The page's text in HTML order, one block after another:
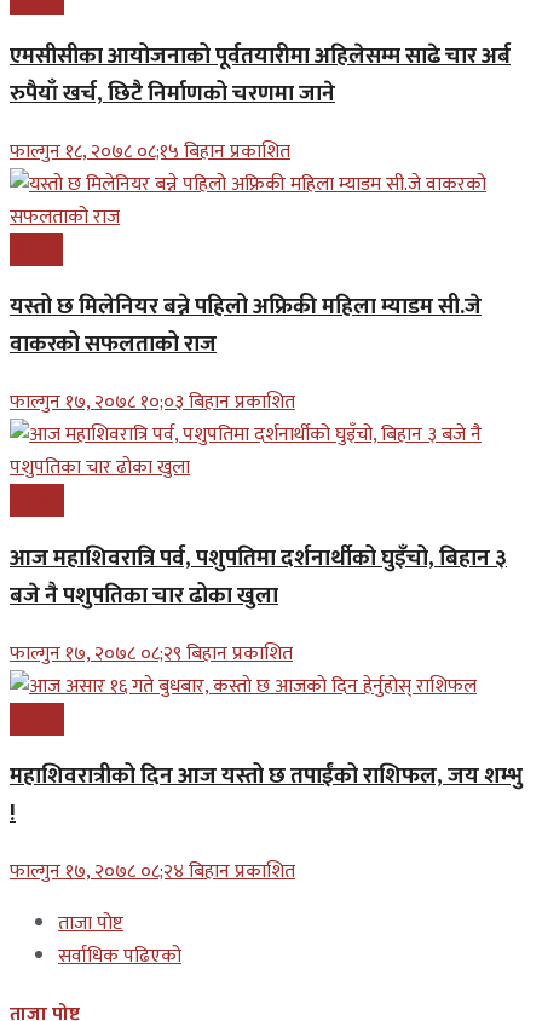
एमसीसीका आयोजनाको पूर्वतयारीमा अहिलेसम्म साढे चार अर्ब
रुपैयाँ खर्च, छिटै निर्माणको चरणमा जाने
फाल्गुन १८, २०७८ ०८;१५ बिहान प्रकाशित
यस्तो छ मिलेनियर बन्ने पहिलो अफ्रिकी महिला म्याडम सी.जे
वाकरको सफलताको राज
फाल्गुन १७, २०७८ १०;०३ बिहान प्रकाशित
आज महाशिवरात्रि पर्व, पशुपतिमा दर्शनार्थीको घुइँचो, बिहान ३
बजे नै पशुपतिका चार ढोका खुला
फाल्गुन १७, २०७८ ०८;२९ बिहान प्रकाशित
महाशिवरात्रीको दिन आज यस्तो छ तपाईंको राशिफल, जय शम्भु
!
फाल्गुन १७, २०७८ ०८;२४ बिहान प्रकाशित
ताजा पोष्ट
सर्वाधिक पढिएको